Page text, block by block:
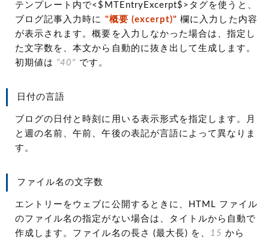
テンプレート内で<$MTEntryExcerpt$>タグを使うと、
ブログ記事入力時に "概要 (excerpt)" 欄に入力した内容
が表示されます。概要を入力しなかった場合は、指定し
た文字数を、本文から自動的に抜き出して生成します。
初期値は "40" です。
日付の言語
ブログの日付と時刻に用いる表示形式を指定します。月
と週の名前、午前、午後の表記が言語によって異なりま
す。
ファイル名の文字数
エントリーをウェブに公開するときに、HTML ファイル
のファイル名の指定がない場合は、タイトルから自動で
作成します。ファイル名の長さ (最大長) を、 15 から